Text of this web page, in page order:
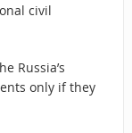
civil
Russia’s
only if they